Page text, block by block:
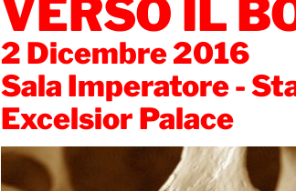
VERSO IL
2 Dicembre 2016
Sala Imperatore -
Excelsior Palace